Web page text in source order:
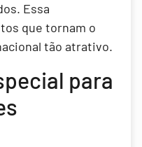
Essa
que tornam o
tão atrativo.
para